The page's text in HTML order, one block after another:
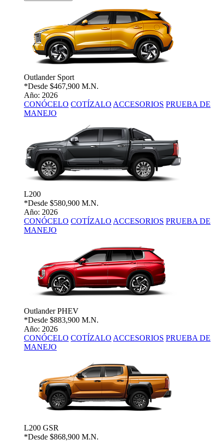
Outlander Sport
*Desde $467,900 M.N.
Año: 2026
CONÓCELO COTÍZALO ACCESORIOS PRUEBA DE
MANEJO
L200
*Desde $580,900 M.N.
Año: 2026
CONÓCELO COTÍZALO ACCESORIOS PRUEBA DE
MANEJO
Outlander PHEV
*Desde $883,900 M.N.
Año: 2026
CONÓCELO COTÍZALO ACCESORIOS PRUEBA DE
MANEJO
L200 GSR
*Desde $868,900 M.N.